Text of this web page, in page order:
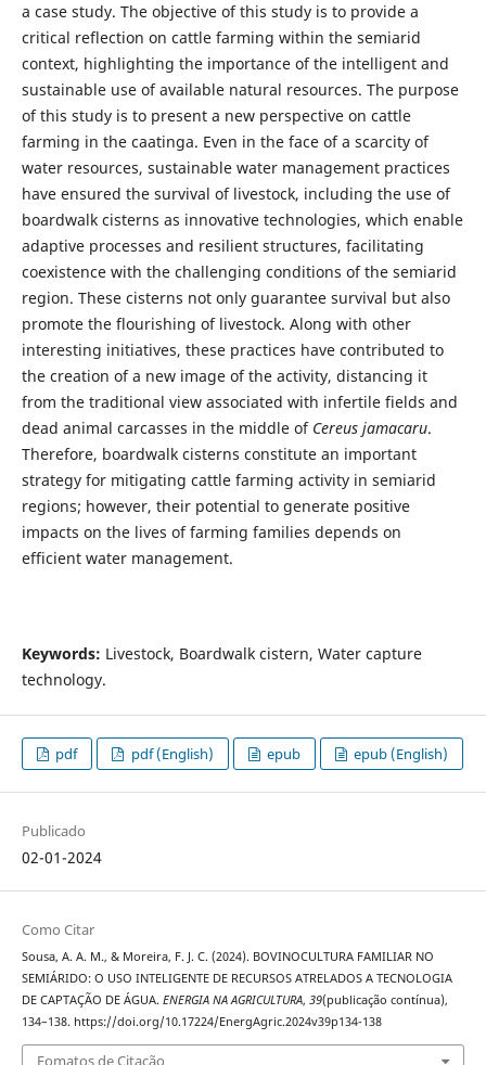
a case study. The objective of this study is to provide a
critical reflection on cattle farming within the semiarid
context, highlighting the importance of the intelligent and
sustainable use of available natural resources. The purpose
of this study is to present a new perspective on cattle
farming in the caatinga. Even in the face of a scarcity of
water resources, sustainable water management practices
have ensured the survival of livestock, including the use of
boardwalk cisterns as innovative technologies, which enable
adaptive processes and resilient structures, facilitating
coexistence with the challenging conditions of the semiarid
region. These cisterns not only guarantee survival but also
promote the flourishing of livestock. Along with other
interesting initiatives, these practices have contributed to
the creation of a new image of the activity, distancing it
from the traditional view associated with infertile fields and
dead animal carcasses in the middle of Cereus jamacaru.
Therefore, boardwalk cisterns constitute an important
strategy for mitigating cattle farming activity in semiarid
regions; however, their potential to generate positive
impacts on the lives of farming families depends on
efficient water management.
Keywords: Livestock, Boardwalk cistern, Water capture
technology.
pdf pdf (English) epub epub (English)
Publicado
02-01-2024
Como Citar
Sousa, A. A. M., & Moreira, F. J. C. (2024). BOVINOCULTURA FAMILIAR NO
SEMIÁRIDO: O USO INTELIGENTE DE RECURSOS ATRELADOS A TECNOLOGIA
DE CAPTAÇÃO DE ÁGUA. ENERGIA NA AGRICULTURA, 39(publicação contínua),
134–138. https://doi.org/10.17224/EnergAgric.2024v39p134-138
Fomatos de Citação